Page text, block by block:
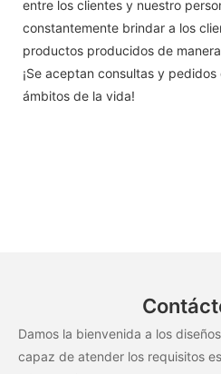
entre los clientes y nuestro
constantemente brindar a los
productos producidos de
¡Se aceptan consultas y
ámbitos de la vida!
Damos la bienvenida a los
capaz de atender los requisitos